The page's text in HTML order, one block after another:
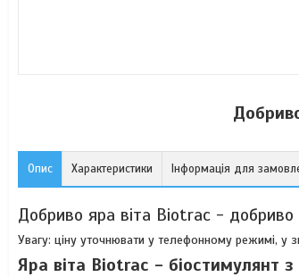
Опис Характеристики Інформація для
Добриво яра віта Biotrac - добриво
Увагу: ціну уточнювати у телефонному режимі, у
Яра віта Biotrac - біостимулянт з